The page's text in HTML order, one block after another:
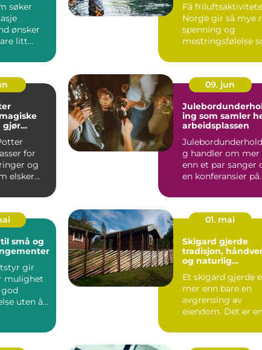
søker
ønsker
litt
Få
Norge gir så mye
spenning og
mestringsfølelse
gjør
for
og
elsker
09. jun
ing som samler
arbeidsplassen
g handler om mer
enn et par sanger
en konferansier på
små og
gir
mulighet
god
uten å
01. mai
Skigard gjerde
tradisjon,
og naturlig
tomta
Et skigard gjerde
mer enn bare en
avgrensing av
eiendom. Det er
byggeskikk, et sp...